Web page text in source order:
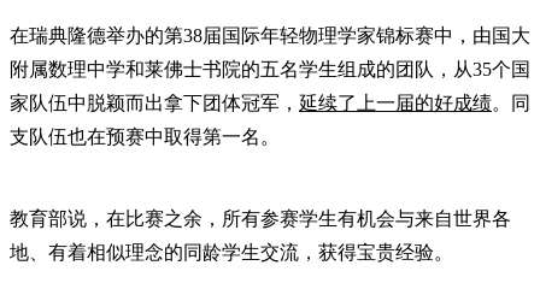
在瑞典隆德举办的第38届国际年轻物理学家锦标赛中，由国大
附属数理中学和莱佛士书院的五名学生组成的团队，从35个国
家队伍中脱颖而出拿下团体冠军， 延续了上一届的好成绩。同
支队伍也在预赛中取得第一名。
教育部说，在比赛之余，所有参赛学生有机会与来自世界各
地、有着相似理念的同龄学生交流，获得宝贵经验。